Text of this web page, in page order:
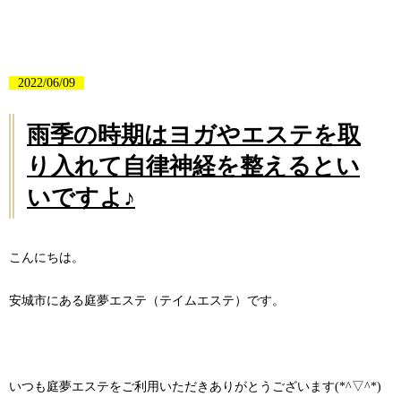
2022/06/09
雨季の時期はヨガやエステを取
り入れて自律神経を整えるとい
いですよ♪
こんにちは。
安城市にある庭夢エステ（テイムエステ）です。
いつも庭夢エステをご利用いただきありがとうございます(*^▽^*)